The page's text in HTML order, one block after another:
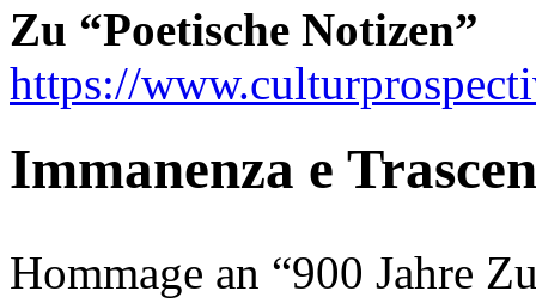
Zu “Poetische Notizen”
https://
Immanenza e
Hommage an “900 Jahre